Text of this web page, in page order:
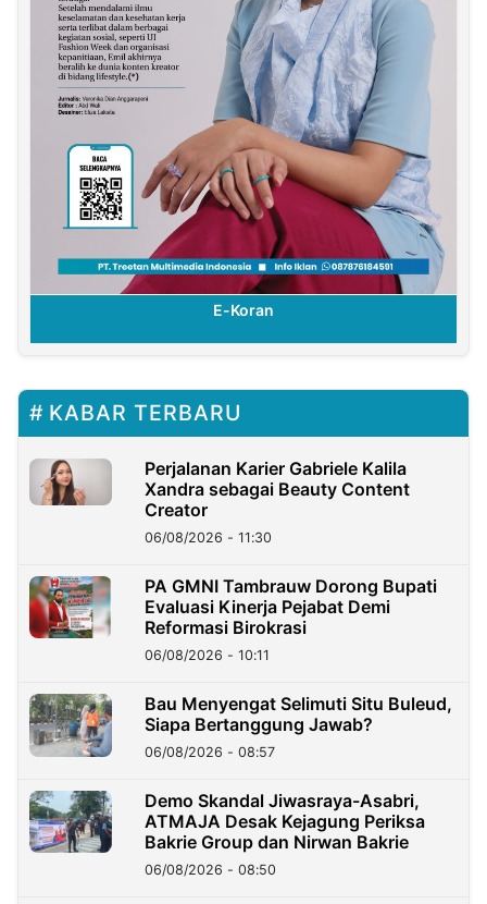
E-Koran
KABAR TERBARU
Perjalanan Karier Gabriele Kalila
Xandra sebagai Beauty Content
Creator
06/08/2026 - 11:30
PA GMNI Tambrauw Dorong Bupati
Evaluasi Kinerja Pejabat Demi
Reformasi Birokrasi
06/08/2026 - 10:11
Bau Menyengat Selimuti Situ Buleud,
Siapa Bertanggung Jawab?
06/08/2026 - 08:57
Demo Skandal Jiwasraya-Asabri,
ATMAJA Desak Kejagung Periksa
Bakrie Group dan Nirwan Bakrie
06/08/2026 - 08:50